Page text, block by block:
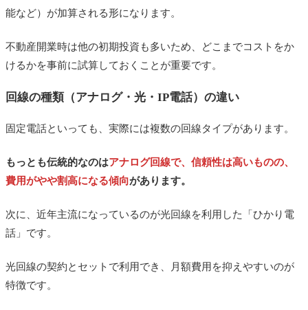
能など）が加算される形になります。
不動産開業時は他の初期投資も多いため、どこまでコストをか
けるかを事前に試算しておくことが重要です。
回線の種類（アナログ・光・IP電話）の違い
固定電話といっても、実際には複数の回線タイプがあります。
もっとも伝統的なのはアナログ回線で、信頼性は高いものの、
費用がやや割高になる傾向があります。
次に、近年主流になっているのが光回線を利用した「ひかり電
話」です。
光回線の契約とセットで利用でき、月額費用を抑えやすいのが
特徴です。